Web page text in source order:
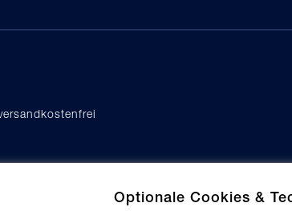
Optionale Cookies &